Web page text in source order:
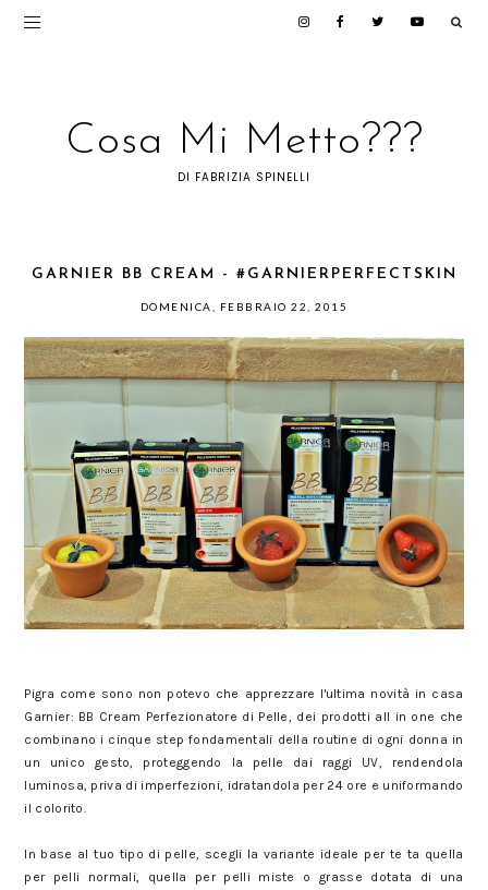
Cosa Mi Metto???
DI FABRIZIA SPINELLI
GARNIER BB CREAM - #GARNIERPERFECTSKIN
DOMENICA, FEBBRAIO 22, 2015
Pigra come sono non potevo che apprezzare l'ultima novità in casa
Garnier: BB Cream Perfezionatore di Pelle, dei prodotti all in one che
combinano i cinque step fondamentali della routine di ogni donna in
un unico gesto, proteggendo la pelle dai raggi UV, rendendola
luminosa, priva di imperfezioni, idratandola per 24 ore e uniformando
il colorito.
In base al tuo tipo di pelle, scegli la variante ideale per te ta quella
per pelli normali, quella per pelli miste o grasse dotata di una